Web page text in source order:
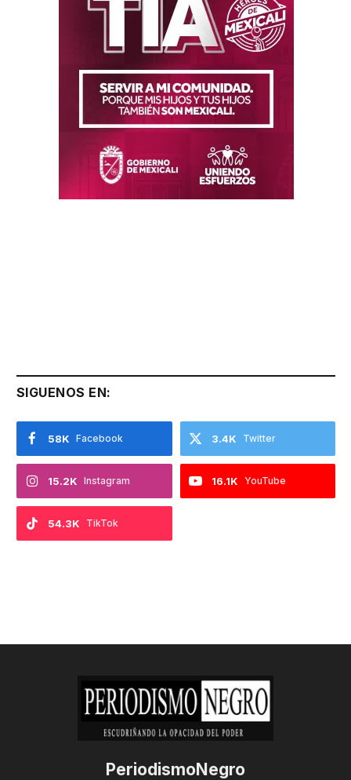
SIGUENOS EN:
Facebook
58K Twitter
3.4K
Instagram
15.2K YouTube
16.1K
TikTok
54.3K
PeriodismoNegro